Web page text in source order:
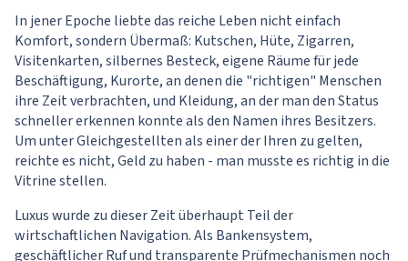
In jener Epoche liebte das reiche Leben nicht einfach
Komfort, sondern Übermaß: Kutschen, Hüte, Zigarren,
Visitenkarten, silbernes Besteck, eigene Räume für jede
Beschäftigung, Kurorte, an denen die "richtigen" Menschen
ihre Zeit verbrachten, und Kleidung, an der man den Status
schneller erkennen konnte als den Namen ihres Besitzers.
Um unter Gleichgestellten als einer der Ihren zu gelten,
reichte es nicht, Geld zu haben - man musste es richtig in die
Vitrine stellen.
Luxus wurde zu dieser Zeit überhaupt Teil der
wirtschaftlichen Navigation. Als Bankensystem,
geschäftlicher Ruf und transparente Prüfmechanismen noch